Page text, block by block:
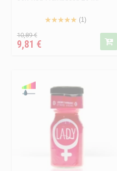
(1)
Precio
regular
10,89 €Precio
9,81 €